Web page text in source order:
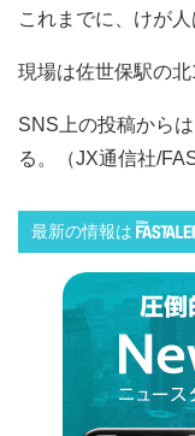
これまでに、けが
現場は佐世保駅の北
SNS上の投稿から
る。（JX通信社/
最新の情報は